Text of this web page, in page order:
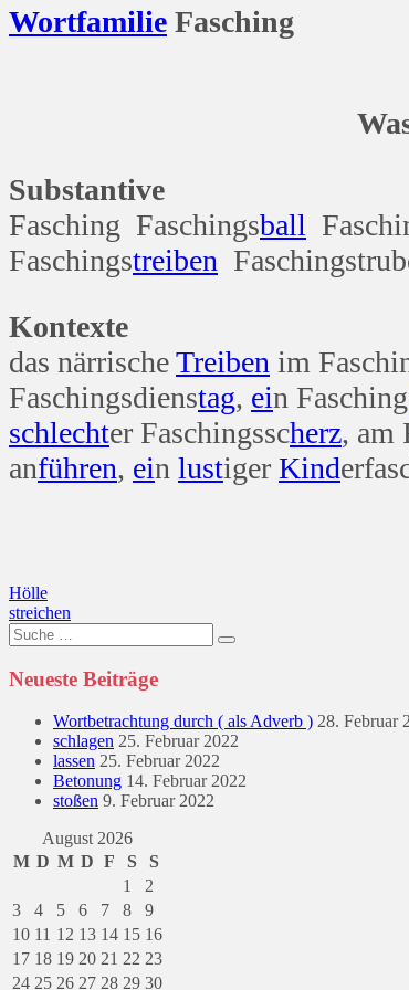
Wortfamilie Fasching
Was wird
Substantive
Fasching Faschingsball
Faschingstreiben
Kontexte
das närrischeTreiben im
Faschingsdienstag, ein
schlechter Faschingsscherz, am
anführen, ein lustiger Kind
Beitragsnavigation
Hölle
streichen
Suche
nach:
Neueste Beiträge
Wortbetrachtung durch ( als Adverb ) 28. Februar
schlagen 25. Februar 2022
lassen 25. Februar 2022
Betonung 14. Februar 2022
stoßen 9. Februar 2022
August 2026
M D M D F S
S
1
2
3
4 5 6 7 8
9
10 11 12 13 14 15 16
17 18 19 20 21 22 23
24 25 26 27 28 29 30